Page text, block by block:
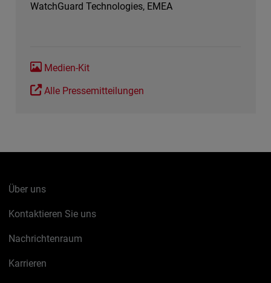
WatchGuard Technologies, EMEA
Medien-Kit
Alle Pressemitteilungen
Über uns
Kontaktieren Sie uns
Nachrichtenraum
Karrieren